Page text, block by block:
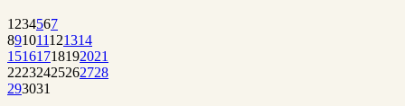
1 234567
891011121314
15161718192021
22232425262728
293031